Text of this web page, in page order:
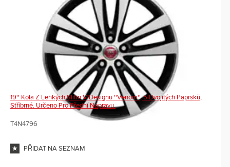
19'' Kola Z Lehkých Slitin V Designu ''Venom'', 5 Dvojitých Paprsků,
Stříbrné. Určeno Pro Přední Nápravu.
T4N4796
PŘIDAT NA SEZNAM